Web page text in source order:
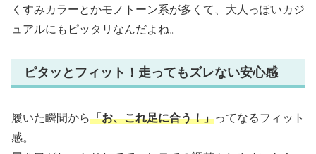
くすみカラーとかモノトーン系が多くて、大人っぽいカジ
ュアルにもピッタリなんだよね。
ピタッとフィット！走ってもズレない安心感
履いた瞬間から「お、これ足に合う！」ってなるフィット
感。